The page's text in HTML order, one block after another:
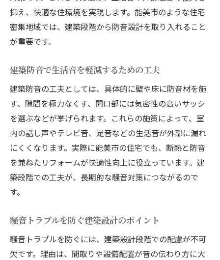
抑え、快適な住環境を実現します。能美市のような住宅
密集地域では、建築段階から防音設計を取り入れること
が重要です。
建築防音で生活音を軽減するための工夫
建築防音の工夫としては、具体的に壁や床に防音材を施
す、隙間を極力なくす、開口部には気密性の高いサッシ
を選ぶなどが挙げられます。これらの施策によって、室
内の話し声やテレビ音、足音などの生活音が外部に漏れ
にくくなります。実際に能美市の住宅でも、断熱と防音
を兼ねたリフォームが快適性向上に役立っています。建
築段階での工夫が、長期的な騒音対策につながるので
す。
騒音トラブルを防ぐ建築設計のポイント
騒音トラブルを防ぐには、建築設計段階での配慮が不可
欠です。理由は、間取りや設備配置が音の伝わり方に大